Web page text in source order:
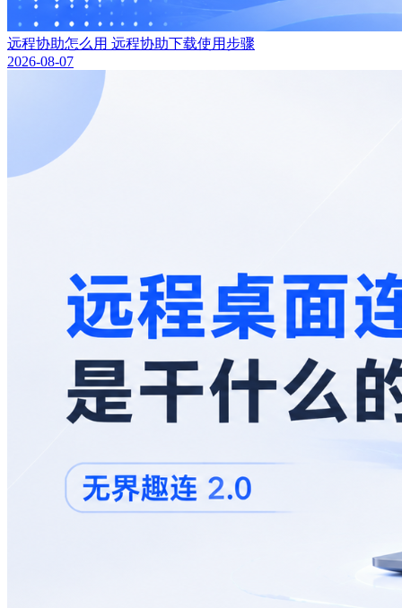
远程协助怎么用 远程协助下载使用步骤
2026-08-07